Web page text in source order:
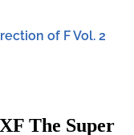
of F Vol. 2
The Super